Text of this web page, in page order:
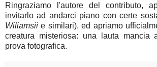
Ringraziamo l'autore del contributo,
invitarlo ad andarci piano con certe
Wiliamsii e similari), ed apriamo
creatura misteriosa: una lauta mancia
prova fotografica.